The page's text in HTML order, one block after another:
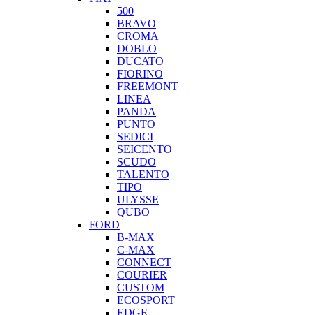
500
BRAVO
CROMA
DOBLO
DUCATO
FIORINO
FREEMONT
LINEA
PANDA
PUNTO
SEDICI
SEICENTO
SCUDO
TALENTO
TIPO
ULYSSE
QUBO
FORD
B-MAX
C-MAX
CONNECT
COURIER
CUSTOM
ECOSPORT
EDGE